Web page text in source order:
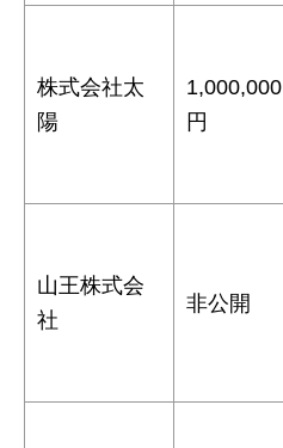
株式会社太
陽
1,000,000
円
山王株式会
社
非公開